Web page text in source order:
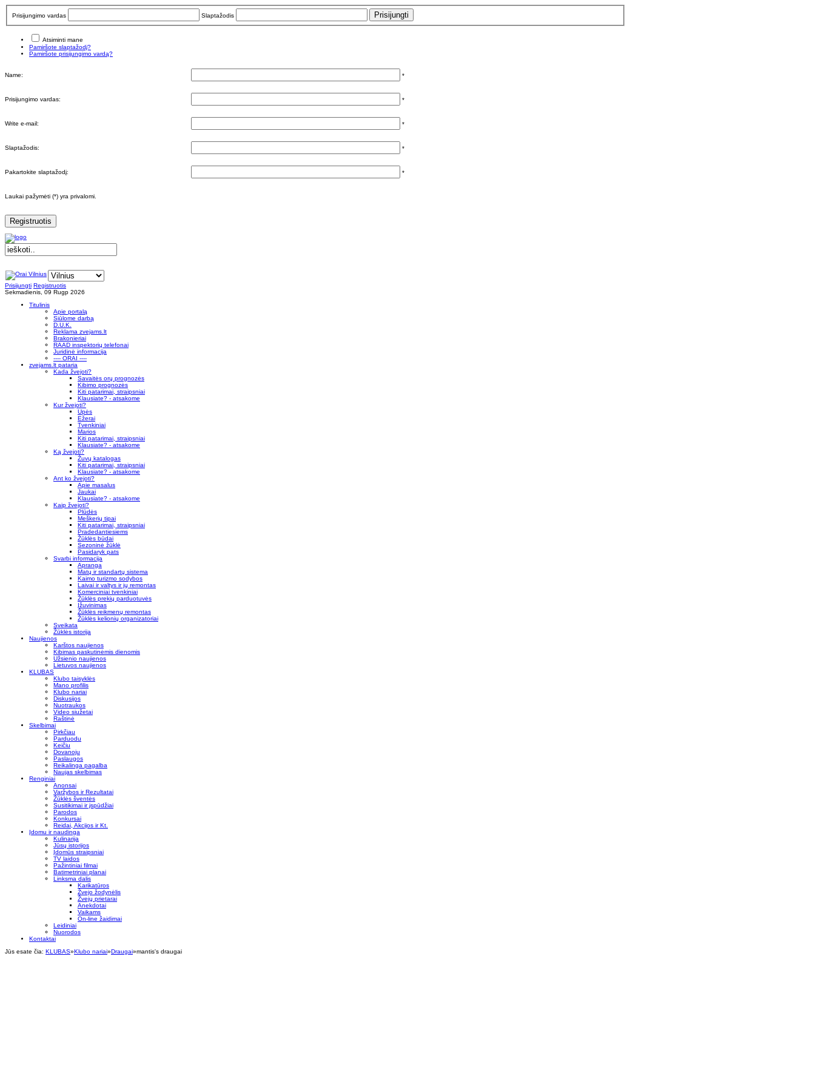
Prisijungimo vardas Slaptažodis
Atsiminti mane
Pamiršote slaptažodį?
Pamiršote prisijungimo vardą?
Name: *
Prisijungimo vardas: *
Write e-mail: *
Slaptažodis: *
Pakartokite slaptažodį: *
Laukai pažymėti (*) yra privalomi.
Registruotis
Prisijungti Registruotis
Sekmadienis, 09 Rugp 2026
Titulinis
Apie portalą
Siūlome darbą
D.U.K.
Reklama zvejams.lt
Brakonieriai
RAAD inspektorių telefonai
Juridinė informacija
---- ORAI ----
zvejams.lt pataria
Kada žvejoti?
Savaitės orų prognozės
Kibimo prognozės
Kiti patarimai, straipsniai
Klausiate? - atsakome
Kur žvejoti?
Upės
Ežerai
Tvenkiniai
Marios
Kiti patarimai, straipsniai
Klausiate? - atsakome
Ką žvejoti?
Žuvų katalogas
Kiti patarimai, straipsniai
Klausiate? - atsakome
Ant ko žvejoti?
Apie masalus
Jaukai
Klausiate? - atsakome
Kaip žvejoti?
Plūdės
Meškerių tipai
Kiti patarimai, straipsniai
Pradedantiesiems
Žūklės būdai
Sezoninė žūklė
Pasidaryk pats
Svarbi informacija
Apranga
Matų ir standartų sistema
Kaimo turizmo sodybos
Laivai ir valtys ir jų remontas
Komerciniai tvenkiniai
Žūklės prekių parduotuvės
Įžuvinimas
Žūklės reikmenų remontas
Žūklės kelionių organizatoriai
Sveikata
Žūklės istorija
Naujienos
Karštos naujienos
Kibimas paskutinėmis dienomis
Užsienio naujienos
Lietuvos naujienos
KLUBAS
Klubo taisyklės
Mano profilis
Klubo nariai
Diskusijos
Nuotraukos
Video siužetai
Raštinė
Skelbimai
Pirkčiau
Parduodu
Keičiu
Dovanoju
Paslaugos
Reikalinga pagalba
Naujas skelbimas
Renginiai
Anonsai
Varžybos ir Rezultatai
Žūklės šventės
Susitikimai ir įspūdžiai
Parodos
Konkursai
Reidai, Akcijos ir Kt.
Įdomu ir naudinga
Kulinarija
Jūsų istorijos
Įdomūs straipsniai
TV laidos
Pažintiniai filmai
Batimetriniai planai
Linksma dalis
Karikatūros
Žvejo žodynėlis
Žvejų prietarai
Anekdotai
Vaikams
On-line žaidimai
Leidiniai
Nuorodos
Kontaktai
Jūs esate čia: KLUBAS»Klubo nariai»Draugai»mantis's draugai